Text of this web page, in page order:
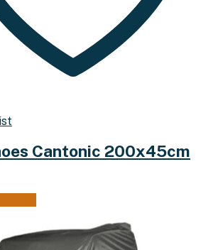
Cantonic 200x45cm